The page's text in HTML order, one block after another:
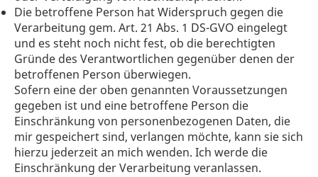
Die betroffene Person hat Widerspruch gegen die
Verarbeitung gem. Art. 21 Abs. 1 DS-GVO eingelegt
und es steht noch nicht fest, ob die berechtigten
Gründe des Verantwortlichen gegenüber denen der
betroffenen Person überwiegen.
Sofern eine der oben genannten Voraussetzungen
gegeben ist und eine betroffene Person die
Einschränkung von personenbezogenen Daten, die
mir gespeichert sind, verlangen möchte, kann sie sich
hierzu jederzeit an mich wenden. Ich werde die
Einschränkung der Verarbeitung veranlassen.